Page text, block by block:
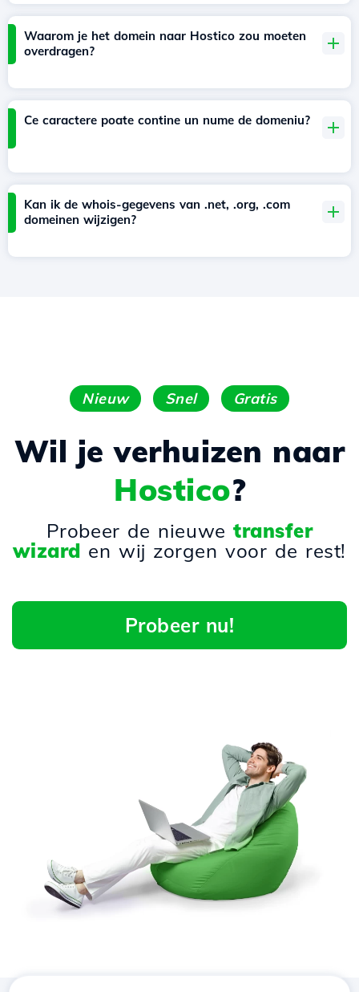
Waarom je het domein naar Hostico zou moeten
overdragen?
Ce caractere poate contine un nume de domeniu?
Kan ik de whois-gegevens van .net, .org, .com
domeinen wijzigen?
Nieuw Snel Gratis
Wil je verhuizen naar
Hostico?
Probeer de nieuwetransfer
wizard en wij zorgen voor de rest!
Probeer nu!